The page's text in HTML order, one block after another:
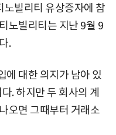
빌리티 유상증자에 참
노빌리티는 지난 9월 9
.
에 대한 의지가 남아 있
. 하지만 두 회사의 계
오면 그때부터 거래소